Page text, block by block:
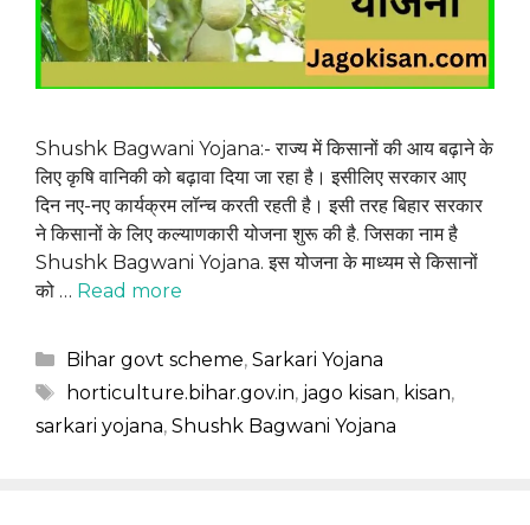
Shushk Bagwani Yojana:- राज्य में किसानों की आय बढ़ाने के
लिए कृषि वानिकी को बढ़ावा दिया जा रहा है। इसीलिए सरकार आए
दिन नए-नए कार्यक्रम लॉन्च करती रहती है। इसी तरह बिहार सरकार
ने किसानों के लिए कल्याणकारी योजना शुरू की है. जिसका नाम है
Shushk Bagwani Yojana. इस योजना के माध्यम से किसानों
को … Read more
Categories
Bihar govt scheme, Sarkari Yojana
Tags
horticulture.bihar.gov.in, jago kisan, kisan,
sarkari yojana, Shushk Bagwani Yojana